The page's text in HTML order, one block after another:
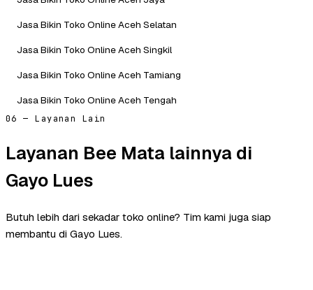
Jasa Bikin Toko Online Aceh Selatan
Jasa Bikin Toko Online Aceh Singkil
Jasa Bikin Toko Online Aceh Tamiang
Jasa Bikin Toko Online Aceh Tengah
06 — Layanan Lain
Layanan Bee Mata lainnya di
Gayo Lues
Butuh lebih dari sekadar toko online? Tim kami juga siap
membantu di Gayo Lues.